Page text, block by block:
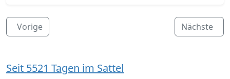
Vorige Nächste
Seit 5521 Tagen im Sattel